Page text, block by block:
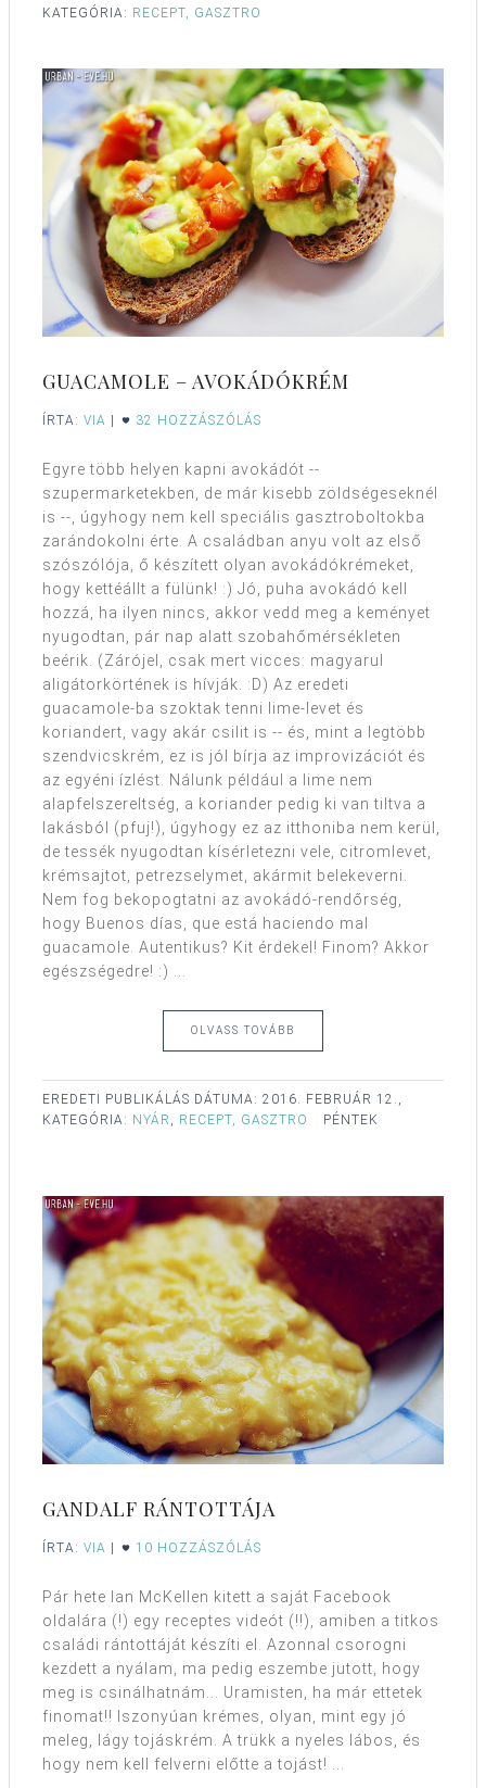
KATEGÓRIA: RECEPT, GASZTRO
GUACAMOLE – AVOKÁDÓKRÉM
ÍRTA: VIA 32 HOZZÁSZÓLÁS
Egyre több helyen kapni avokádót --
szupermarketekben, de már kisebb zöldségeseknél
is --, úgyhogy nem kell speciális gasztroboltokba
zarándokolni érte. A családban anyu volt az első
szószólója, ő készített olyan avokádókrémeket,
hogy kettéállt a fülünk! :) Jó, puha avokádó kell
hozzá, ha ilyen nincs, akkor vedd meg a keményet
nyugodtan, pár nap alatt szobahőmérsékleten
beérik. (Zárójel, csak mert vicces: magyarul
aligátorkörtének is hívják. :D) Az eredeti
guacamole-ba szoktak tenni lime-levet és
koriandert, vagy akár csilit is -- és, mint a legtöbb
szendvicskrém, ez is jól bírja az improvizációt és
az egyéni ízlést. Nálunk például a lime nem
alapfelszereltség, a koriander pedig ki van tiltva a
lakásból (pfuj!), úgyhogy ez az itthoniba nem kerül,
de tessék nyugodtan kísérletezni vele, citromlevet,
krémsajtot, petrezselymet, akármit belekeverni.
Nem fog bekopogtatni az avokádó-rendőrség,
hogy Buenos días, que está haciendo mal
guacamole. Autentikus? Kit érdekel! Finom? Akkor
egészségedre! :) ...
OLVASS TOVÁBB
EREDETI PUBLIKÁLÁS DÁTUMA: 2016. FEBRUÁR 12.,
PÉNTEK
KATEGÓRIA: NYÁR , RECEPT, GASZTRO
GANDALF RÁNTOTTÁJA
ÍRTA: VIA 10 HOZZÁSZÓLÁS
Pár hete Ian McKellen kitett a saját Facebook
oldalára (!) egy receptes videót (!!), amiben a titkos
családi rántottáját készíti el. Azonnal csorogni
kezdett a nyálam, ma pedig eszembe jutott, hogy
meg is csinálhatnám... Uramisten, ha már ettetek
finomat!! Iszonyúan krémes, olyan, mint egy jó
meleg, lágy tojáskrém. A trükk a nyeles lábos, és
hogy nem kell felverni előtte a tojást! ...